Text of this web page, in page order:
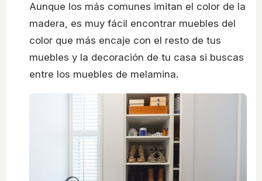
Aunque los más comunes imitan el color de la
madera, es muy fácil encontrar muebles del
color que más encaje con el resto de tus
muebles y la decoración de tu casa si buscas
entre los muebles de melamina.